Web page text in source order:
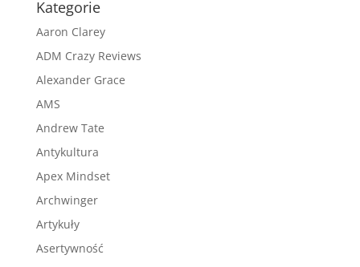
Kategorie
Aaron Clarey
ADM Crazy Reviews
Alexander Grace
AMS
Andrew Tate
Antykultura
Apex Mindset
Archwinger
Artykuły
Asertywność